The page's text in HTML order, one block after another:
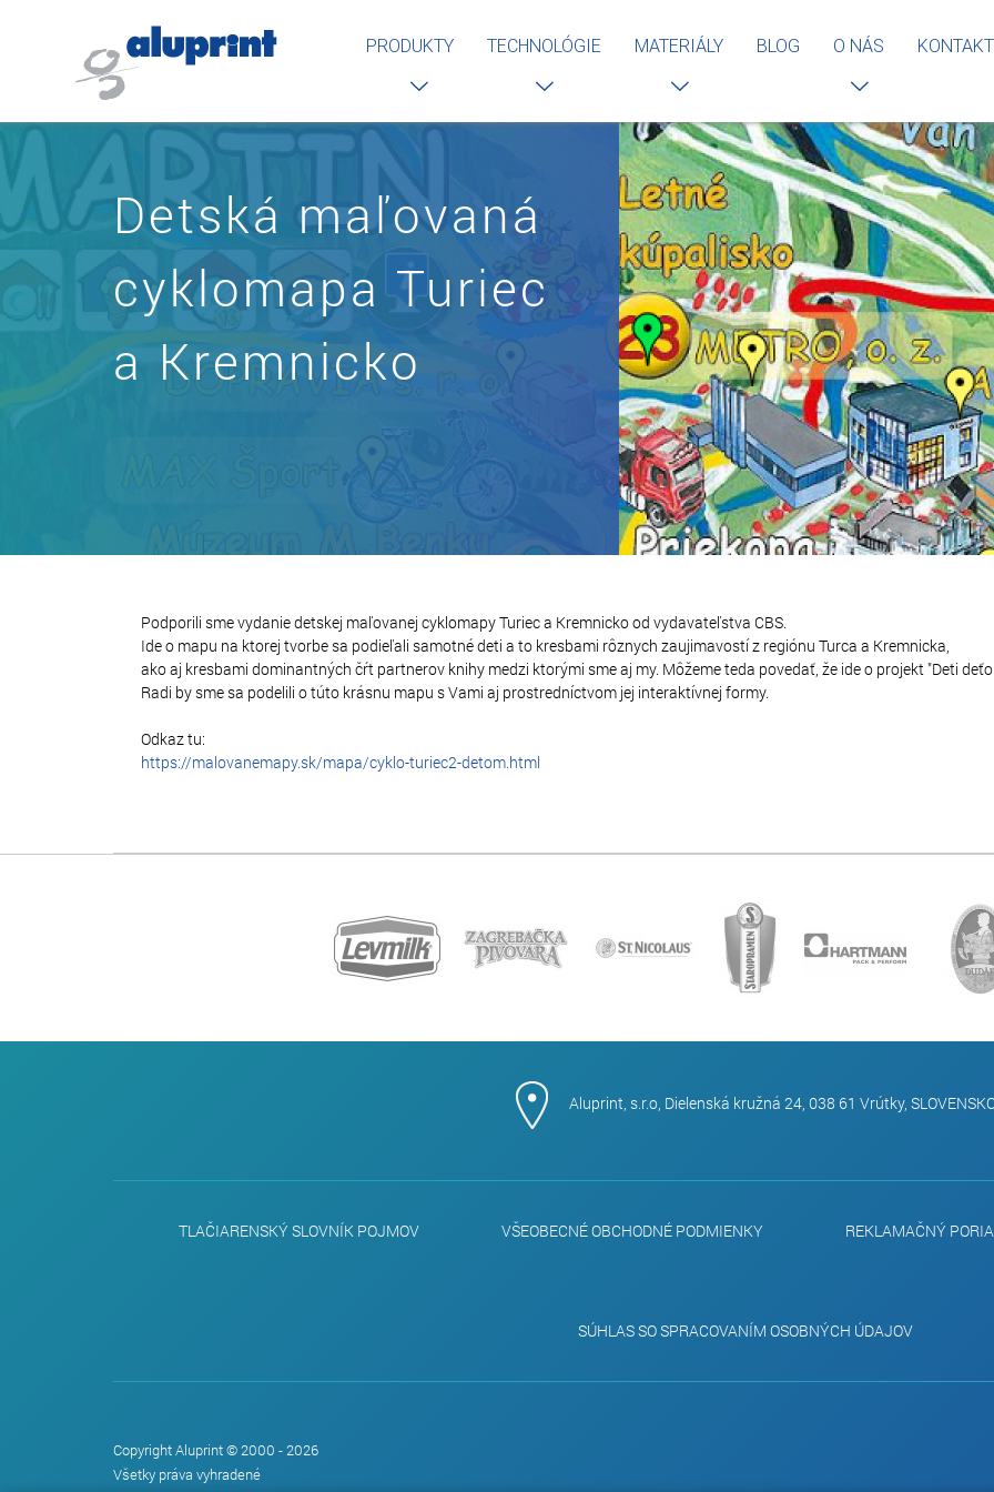
PRODUKTY TECHNOLÓGIE MATERIÁLY BLOG O NÁS KONTAKT
Detská maľovaná
cyklomapa Turiec
a Kremnicko
Podporili sme vydanie detskej maľovanej cyklomapy Turiec a Kremnicko od vydavateľstva CBS.
Ide o mapu na ktorej tvorbe sa podieľali samotné deti a to kresbami rôznych zaujimavostí z regiónu Turca a Kremnicka,
ako aj kresbami dominantných čŕt partnerov knihy medzi ktorými sme aj my. Môžeme teda povedať, že ide o projekt "Deti
Radi by sme sa podelili o túto krásnu mapu s Vami aj prostredníctvom jej interaktívnej formy.
Odkaz tu:
https://malovanemapy.sk/mapa/cyklo-turiec2-detom.html
Aluprint, s.r.o, Dielenská kružná 24, 038 61 Vrútky,
TLAČIARENSKÝ SLOVNÍK POJMOV VŠEOBECNÉ OBCHODNÉ PODMIENKY REKLAMAČNÝ
SÚHLAS SO SPRACOVANÍM OSOBNÝCH ÚDAJOV
Copyright Aluprint © 2000 - 2026
Všetky práva vyhradené